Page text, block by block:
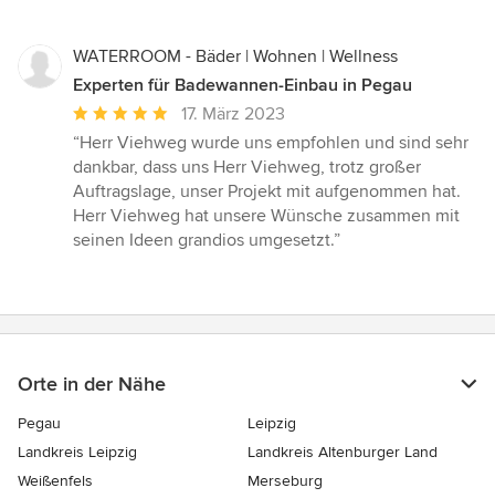
WATERROOM - Bäder | Wohnen | Wellness
Experten für Badewannen-Einbau in Pegau
Durchschnittliche
Bewertung:
5
von
5
Sternen
17. März 2023
“Herr Viehweg wurde uns empfohlen und sind sehr
dankbar, dass uns Herr Viehweg, trotz großer
Auftragslage, unser Projekt mit aufgenommen hat.
Herr Viehweg hat unsere Wünsche zusammen mit
seinen Ideen grandios umgesetzt.”
Orte in der Nähe
Pegau
Leipzig
Landkreis Leipzig
Landkreis Altenburger Land
Weißenfels
Merseburg